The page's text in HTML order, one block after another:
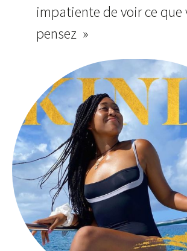
impatiente de voir ce que
pensez »